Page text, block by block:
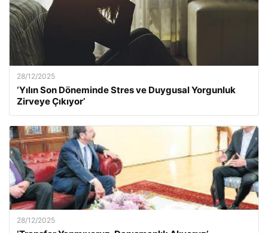
28/12/2025
‘Yılın Son Döneminde Stres ve Duygusal Yorgunluk
Zirveye Çıkıyor’
28/12/2025